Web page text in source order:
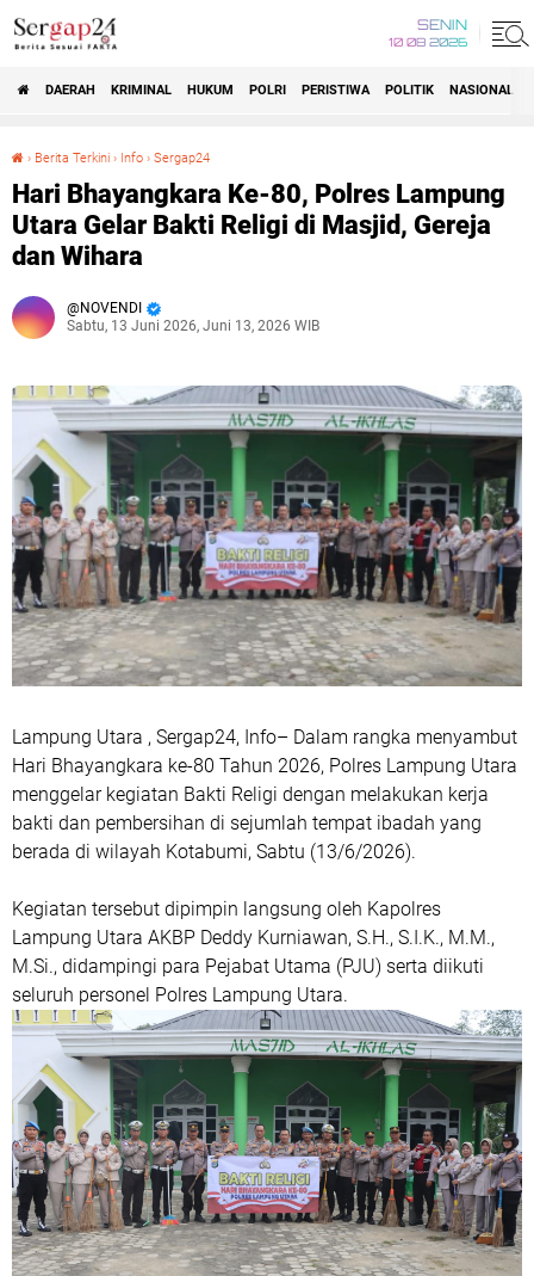
SENIN
10 08 2026
DAERAH KRIMINAL HUKUM POLRI PERISTIWA POLITIK NASIONAL
› Berita Terkini › Info › Sergap24
Hari Bhayangkara Ke-80, Polres Lampung
Utara Gelar Bakti Religi di Masjid, Gereja
dan Wihara
NOVENDI
Sabtu, 13 Juni 2026, Juni 13, 2026 WIB
Lampung Utara , Sergap24, Info– Dalam rangka menyambut
Hari Bhayangkara ke-80 Tahun 2026, Polres Lampung Utara
menggelar kegiatan Bakti Religi dengan melakukan kerja
bakti dan pembersihan di sejumlah tempat ibadah yang
berada di wilayah Kotabumi, Sabtu (13/6/2026).
Kegiatan tersebut dipimpin langsung oleh Kapolres
Lampung Utara AKBP Deddy Kurniawan, S.H., S.I.K., M.M.,
M.Si., didampingi para Pejabat Utama (PJU) serta diikuti
seluruh personel Polres Lampung Utara.